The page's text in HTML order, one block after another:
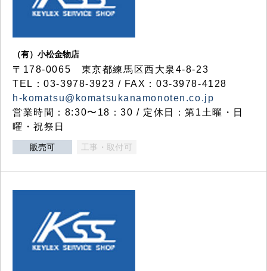
（有）小松金物店
〒178-0065 東京都練馬区西大泉4-8-23
TEL：03-3978-3923 / FAX：03-3978-4128
h-komatsu@komatsukanamonoten.co.jp
営業時間：8:30〜18：30 / 定休日：第1土曜・日
曜・祝祭日
販売可 工事・取付可